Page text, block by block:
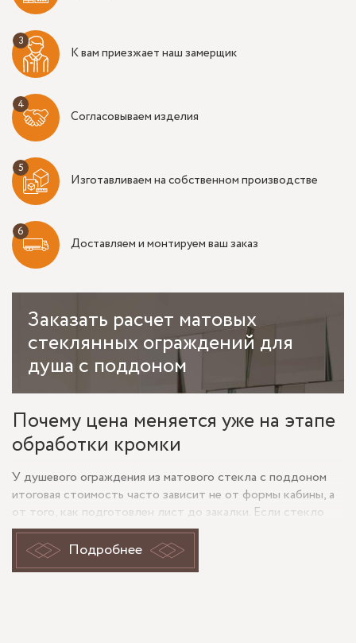
К вам приезжает наш замерщик
Согласовываем изделия
Изготавливаем на собственном производстве
Доставляем и монтируем ваш заказ
Заказать расчет матовых
стеклянных ограждений для
душа с поддоном
Почему цена меняется уже на этапе
обработки кромки
У душевого ограждения из матового стекла с поддоном
итоговая стоимость часто зависит не от формы кабины, а
от того, как подготовлен лист до закалки. Если стекло
режут под нестандартный поддон, добавляют вырезы
под петли, штангу, коннекторы и уплотнители, то цена
растёт не из-за «сложности модели», а из-за процента
Подробнее